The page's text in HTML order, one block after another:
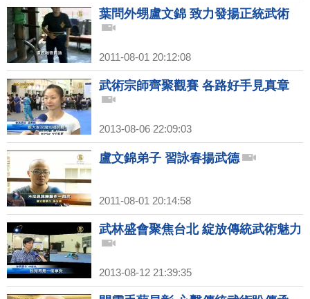
葉問外甥盧文錦 致力發揚正統武術
2011-08-01 20:12:08
武術宗師齊聚觀賽 各路好手見真章
2013-08-06 22:09:03
盧文錦弟子 習詠春揚武德
2011-08-01 20:14:58
武林盛會聚焦台北 綻放傳統武術魅力
2013-08-12 21:39:35